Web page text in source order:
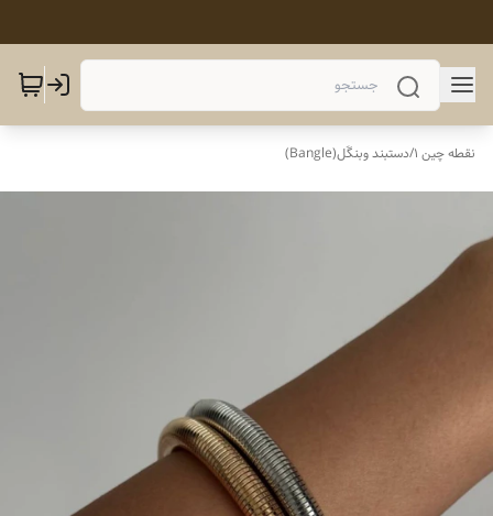
نقطه چین 1 /دستبند وبنگَل(Bangle)